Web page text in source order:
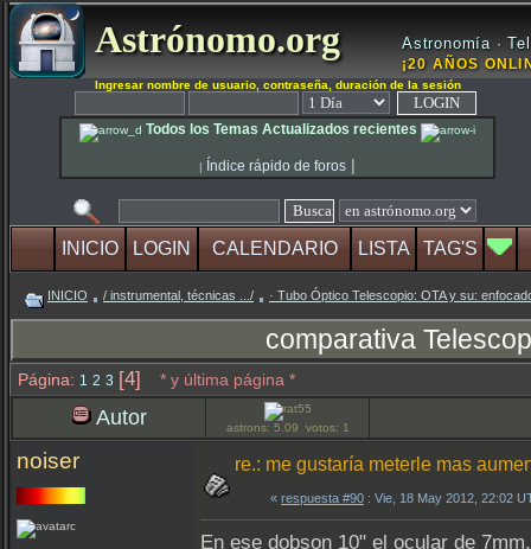
Astrónomo.org Astronomía ·
¡20 AÑOS
Ingresar nombre de usuario, contraseña, duración de la sesión
Todos los Temas Actualizados recientes
| Índice rápido de foros |
INICIO LOGIN CALENDARIO LISTA TAG'S
INICIO / instrumental, técnicas .../ · Tubo Óptico Telescopio: OTA y su:
comparativa
Página: 1 2 3 [4] * y última página *
Autor astrons: 5.09 votos: 1
noiser re.: me gustaría meterle mas
« respuesta #90 : Vie, 18 May 2012, 22:02
En ese dobson 10" el ocular de